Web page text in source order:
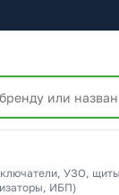
УЗО,
ИБП)